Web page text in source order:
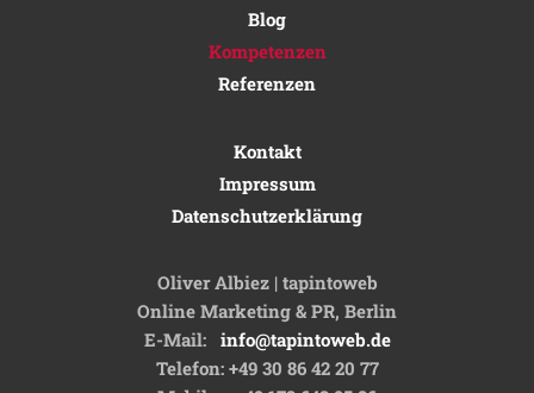
Blog
Kompetenzen
Referenzen
Kontakt
Impressum
Datenschutzerklärung
Oliver Albiez | tapintoweb
Online Marketing & PR, Berlin
E-Mail: info@tapintoweb.de
Telefon: +49 30 86 42 20 77